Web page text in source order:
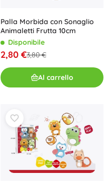
Palla Morbida con Sonaglio
Animaletti Frutta 10cm
Disponibile
2,80 €3,80 €
Al carrello